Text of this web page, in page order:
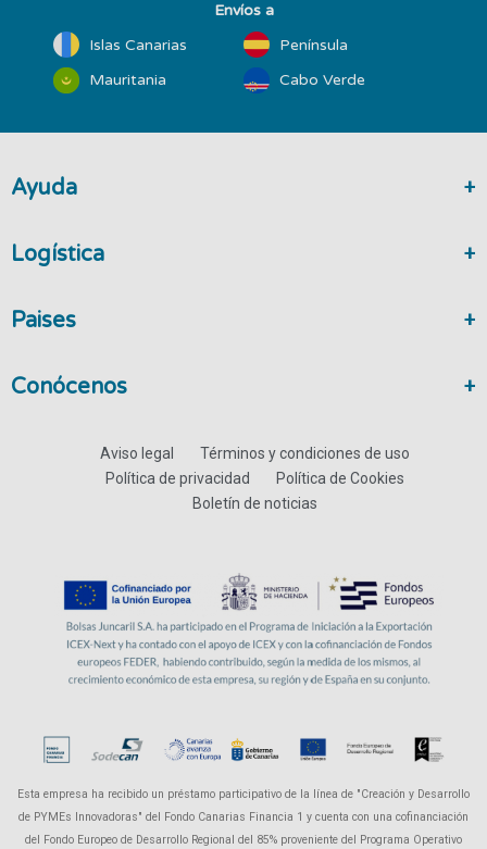
Envíos a
Islas Canarias
Península
Mauritania
Cabo Verde
Ayuda
Logística
Paises
Conócenos
Aviso legal
Términos y condiciones de uso
Política de privacidad
Política de Cookies
Boletín de noticias
Esta empresa ha recibido un préstamo participativo de la línea de "Creación y Desarrollo
de PYMEs Innovadoras" del Fondo Canarias Financia 1 y cuenta con una cofinanciación
del Fondo Europeo de Desarrollo Regional del 85% proveniente del Programa Operativo